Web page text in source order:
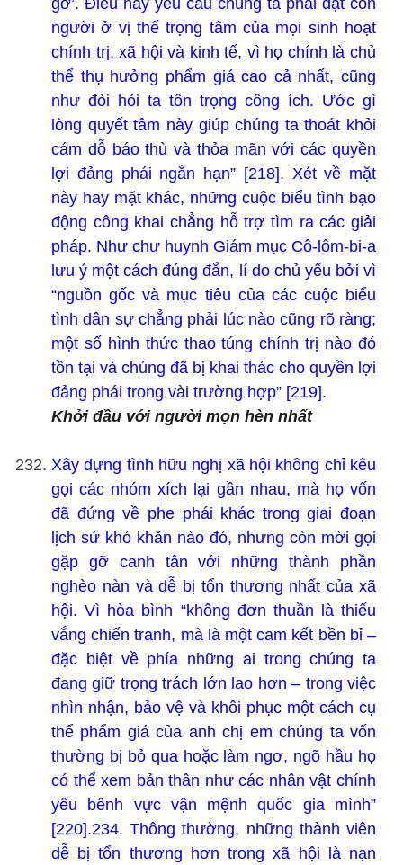
người ở vị thế trọng tâm của mọi sinh hoạt
chính trị, xã hội và kinh tế, vì họ chính là chủ
thể thụ hưởng phẩm giá cao cả nhất, cũng
như đòi hỏi ta tôn trọng công ích. Ước gì
lòng quyết tâm này giúp chúng ta thoát khỏi
cám dỗ báo thù và thỏa mãn với các quyền
lợi đảng phái ngắn hạn” [218]. Xét về mặt
này hay mặt khác, những cuộc biểu tình bạo
động công khai chẳng hỗ trợ tìm ra các giải
pháp. Như chư huynh Giám mục Cô-lôm-bi-a
lưu ý một cách đúng đắn, lí do chủ yếu bởi vì
“nguồn gốc và mục tiêu của các cuộc biểu
tình dân sự chẳng phải lúc nào cũng rõ ràng;
một số hình thức thao túng chính trị nào đó
tồn tại và chúng đã bị khai thác cho quyền lợi
đảng phái trong vài trường hợp” [219].
Khởi đầu với người mọn hèn nhất
Xây dựng tình hữu nghị xã hội không chỉ kêu
gọi các nhóm xích lại gần nhau, mà họ vốn
đã đứng về phe phái khác trong giai đoạn
lịch sử khó khăn nào đó, nhưng còn mời gọi
gặp gỡ canh tân với những thành phần
nghèo nàn và dễ bị tổn thương nhất của xã
hội. Vì hòa bình “không đơn thuần là thiếu
vắng chiến tranh, mà là một cam kết bền bỉ –
đặc biệt về phía những ai trong chúng ta
đang giữ trọng trách lớn lao hơn – trong việc
nhìn nhận, bảo vệ và khôi phục một cách cụ
thể phẩm giá của anh chị em chúng ta vốn
thường bị bỏ qua hoặc làm ngơ, ngõ hầu họ
có thể xem bản thân như các nhân vật chính
yếu bênh vực vận mệnh quốc gia mình”
[220].234. Thông thường, những thành viên
dễ bị tổn thương hơn trong xã hội là nạn